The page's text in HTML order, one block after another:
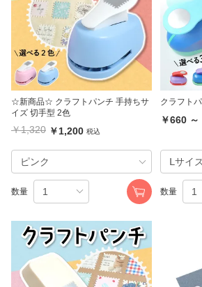
☆新商品☆ クラフトパンチ 手持ちサ
イズ 切手型 2色
￥1,320 ￥1,200 税込
数量
クラフト
￥660
数量